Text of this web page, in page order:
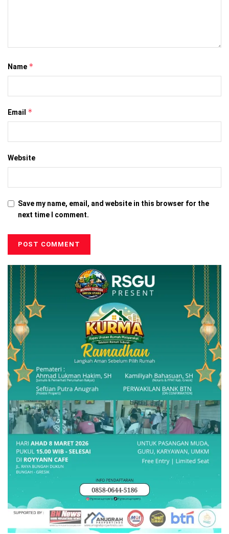
Name *
Email *
Website
Save my name, email, and website in this browser for the
next time I comment.